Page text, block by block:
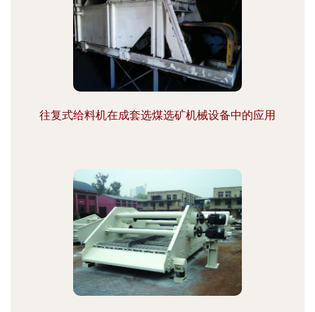
往复式给料机在成套选煤选矿机械设备中的应用